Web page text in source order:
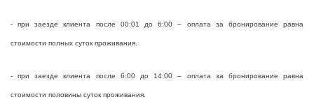
- при заезде клиента после 00:01 до 6:00 – оплата за бронирование равна
стоимости полных суток проживания.
- при заезде клиента после 6:00 до 14:00 – оплата за бронирование равна
стоимости половины суток проживания.